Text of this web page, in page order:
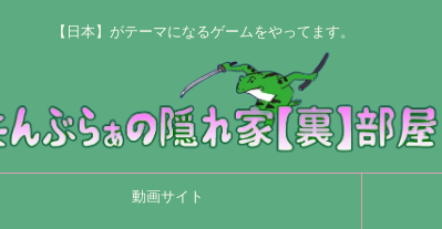
【日本】がテーマになるゲームをやってます。
動画サイト